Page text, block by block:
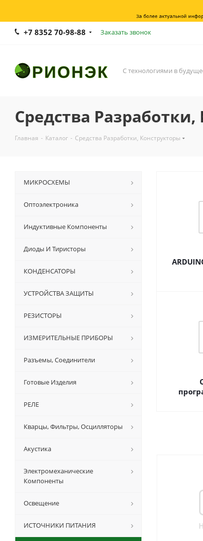
+7 8352 70-98-88 Заказать звонок
С технологиями в
Средства
Главная - Каталог - Средства Разработки, Конструкторы
МИКРОСХЕМЫ
Оптоэлектроника
Индуктивные Компоненты
Диоды И Тиристоры
КОНДЕНСАТОРЫ
УСТРОЙСТВА ЗАЩИТЫ
РЕЗИСТОРЫ
ИЗМЕРИТЕЛЬНЫЕ ПРИБОРЫ
Разъемы, Соединители
Готовые Изделия
РЕЛЕ
Кварцы, Фильтры, Осцилляторы
Акустика
Электромеханические
Компоненты
Освещение
ИСТОЧНИКИ ПИТАНИЯ